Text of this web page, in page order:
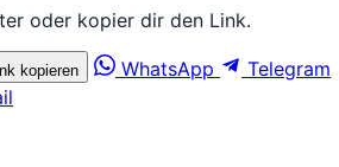
oder kopier dir den Link.
kopieren WhatsApp
Telegram